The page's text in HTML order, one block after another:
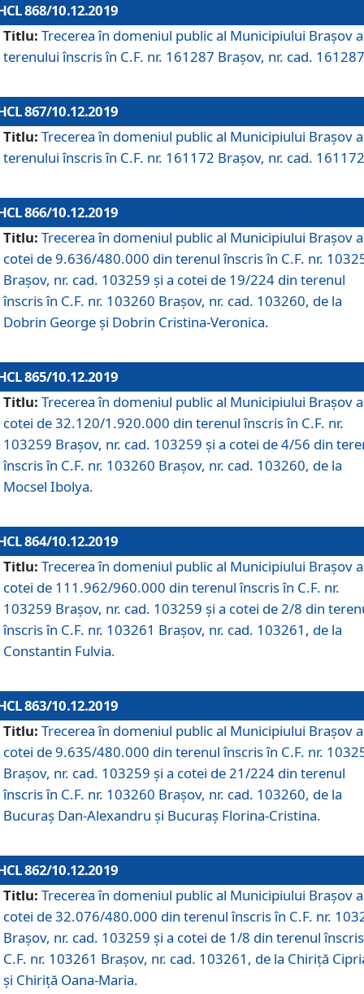
868/10.12.2019
Titlu: Trecerea în domeniul public al Municipiului Braşov a
terenului înscris în C.F. nr. 161287 Brașov, nr. cad.
867/10.12.2019
Titlu: Trecerea în domeniul public al Municipiului Braşov a
terenului înscris în C.F. nr. 161172 Brașov, nr. cad.
866/10.12.2019
Titlu: Trecerea în domeniul public al Municipiului Braşov a
cotei de 9.636/480.000 din terenul înscris în C.F. nr.
Brașov, nr. cad. 103259 și a cotei de 19/224 din terenul
înscris în C.F. nr. 103260 Brașov, nr. cad. 103260, de la
Dobrin George și Dobrin Cristina-Veronica.
865/10.12.2019
Titlu: Trecerea în domeniul public al Municipiului Braşov a
cotei de 32.120/1.920.000 din terenul înscris în C.F. nr.
103259 Brașov, nr. cad. 103259 și a cotei de 4/56 din
înscris în C.F. nr. 103260 Brașov, nr. cad. 103260, de la
Mocsel Ibolya.
864/10.12.2019
Titlu: Trecerea în domeniul public al Municipiului Braşov a
cotei de 111.962/960.000 din terenul înscris în C.F. nr.
103259 Brașov, nr. cad. 103259 și a cotei de 2/8 din
înscris în C.F. nr. 103261 Brașov, nr. cad. 103261, de la
Constantin Fulvia.
863/10.12.2019
Titlu: Trecerea în domeniul public al Municipiului Braşov a
cotei de 9.635/480.000 din terenul înscris în C.F. nr.
Brașov, nr. cad. 103259 și a cotei de 21/224 din terenul
înscris în C.F. nr. 103260 Brașov, nr. cad. 103260, de la
Bucuraș Dan-Alexandru și Bucuraș Florina-Cristina.
862/10.12.2019
Titlu: Trecerea în domeniul public al Municipiului Braşov a
cotei de 32.076/480.000 din terenul înscris în C.F. nr.
Brașov, nr. cad. 103259 și a cotei de 1/8 din terenul
C.F. nr. 103261 Brașov, nr. cad. 103261, de la Chiriță
și Chiriță Oana-Maria.